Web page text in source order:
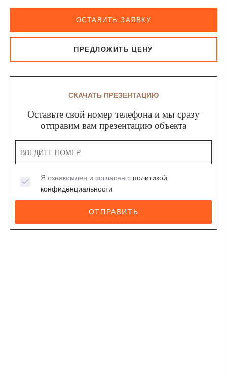
ОСТАВИТЬ ЗАЯВКУ
ПРЕДЛОЖИТЬ ЦЕНУ
СКАЧАТЬ ПРЕЗЕНТАЦИЮ
Оставьте свой номер телефона и мы сразу
отправим вам презентацию объекта
Я ознакомлен и согласен с политикой
конфиденциальности
ОТПРАВИТЬ